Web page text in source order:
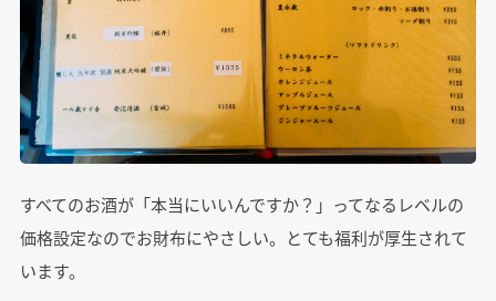
すべてのお酒が「本当にいいんですか？」ってなるレベルの
価格設定なのでお財布にやさしい。とても福利が厚生されて
います。